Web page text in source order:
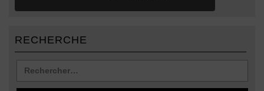
RECHERCHE